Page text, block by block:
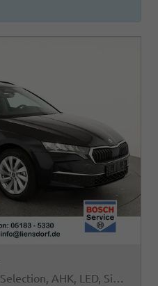
1.5 TSI 110 kW Selection Selection, AHK, LED, Side, ACC, Kamera, Winter, 17-Zoll